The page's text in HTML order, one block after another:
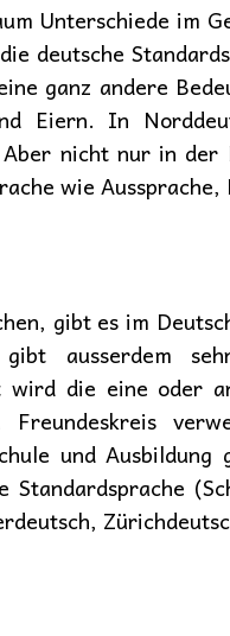
Unterschiede im
deutsche
ganz andere
Eiern. In
Aber nicht nur in
wie
gibt es im
ausserdem
wird die eine oder
und